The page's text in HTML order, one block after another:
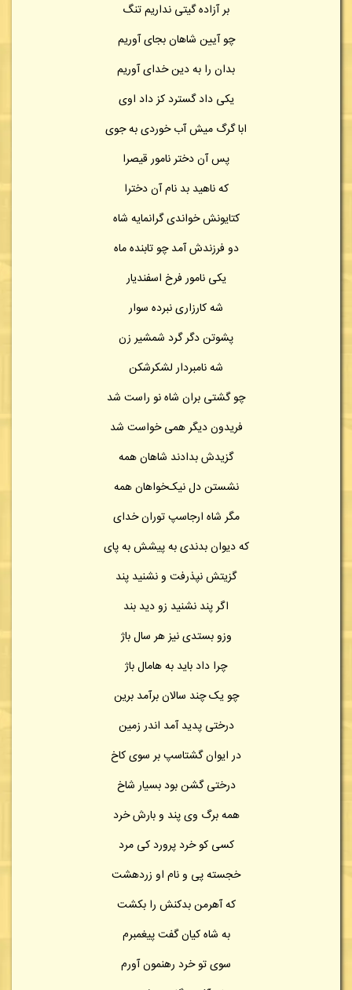
بر آزاده گیتی نداریم تنگ
چو آیین شاهان بجای آوریم
بدان را به دین خدای آوریم
یکی داد گسترد کز داد اوی
ابا گرگ میش آب خوردی به جوی
پس آن دختر نامور قیصرا
که ناهید بد نام آن دخترا
کتایونش خواندی گرانمایه شاه
دو فرزندش آمد چو تابنده ماه
یکی نامور فرخ اسفندیار
شه کارزاری نبرده سوار
پشوتن دگر گرد شمشیر زن
شه نامبردار لشکرشکن
چو گشتی بران شاه نو راست شد
فریدون دیگر همی خواست شد
گزیدش بدادند شاهان همه
نشستن دل نیک‌خواهان همه
مگر شاه ارجاسپ توران خدای
که دیوان بدندی به پیشش به پای
گزیتش نپذرفت و نشنید پند
اگر پند نشنید زو دید بند
وزو بستدی نیز هر سال باژ
چرا داد باید به هامال باژ
چو یک چند سالان برآمد برین
درختی پدید آمد اندر زمین
در ایوان گشتاسپ بر سوی کاخ
درختی گشن بود بسیار شاخ
همه برگ وی پند و بارش خرد
کسی کو خرد پرورد کی مرد
خجسته پی و نام او زردهشت
که آهرمن بدکنش را بکشت
به شاه کیان گفت پیغمبرم
سوی تو خرد رهنمون آورم